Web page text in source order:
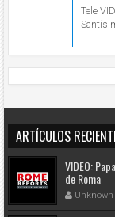
Tele
ARTÍCULOS
VIDEO:
de Roma
Unknown